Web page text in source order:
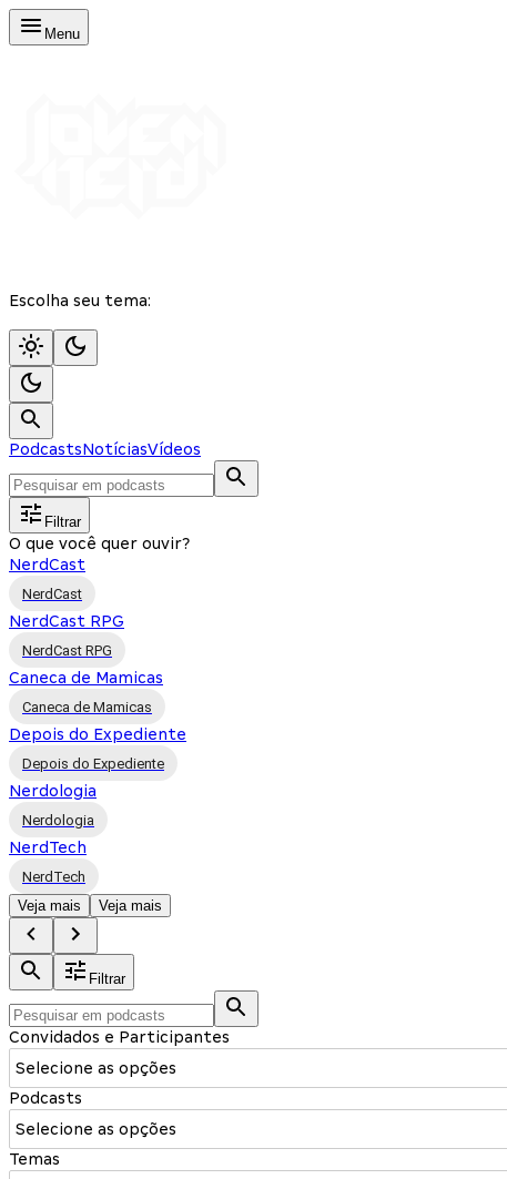
Menu
Escolha seu tema:
PodcastsNotíciasVídeos
Filtrar
O que você quer ouvir?
NerdCast
NerdCast
NerdCast RPG
NerdCast RPG
Caneca de Mamicas
Caneca de Mamicas
Depois do Expediente
Depois do Expediente
Nerdologia
Nerdologia
NerdTech
NerdTech
Veja mais
Veja mais
Filtrar
Convidados e Participantes
Selecione as opções
Podcasts
Selecione as opções
Temas